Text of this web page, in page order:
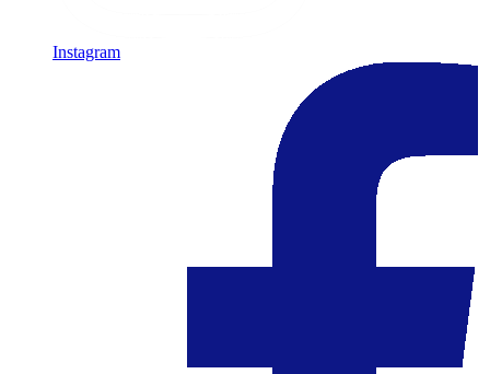
Instagram